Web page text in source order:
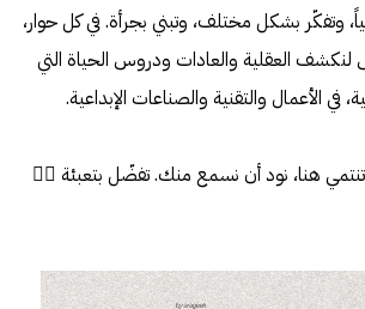
وتفكّر بشكل مختلف، وتبني بجرأة. في كل حوار،
العقلية والعادات ودروس الحياة التي
الأعمال والتقنية والصناعات الإبداعية.
هنا، نود أن نسمع منك. تفضّل بتعبئة 👈🏼